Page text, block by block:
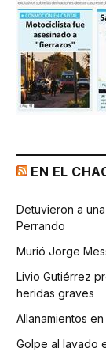
EN EL
Detuvieron a
Perrando
Murió Jorge
Livio Gutiérrez
heridas graves
Allanamientos
Golpe al lavado